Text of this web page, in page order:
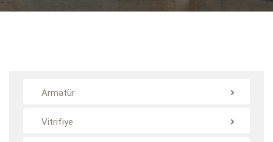
Armatür
Vitrifiye